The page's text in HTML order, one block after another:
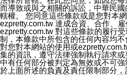
而導致或與之相關的訴訟，中華民
轄權。 您同意這些條款或是您對本
ezpretty.com.tw 達成合資、合作、雇
ezpretty.com.tw 對這些條款的履行
制，本條款中所包含的任何內容均
對您對本網站的使用或
集的資訊，遵守法律強制執行請求
中有任何部分被判定為無效或不可
於上面所述的負責及責任限制部分